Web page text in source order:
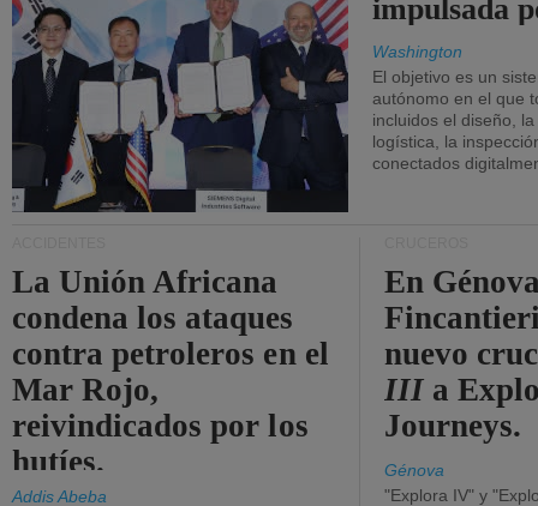
impulsada
Washington
El objetivo es un
autónomo en el que
incluidos el diseño,
logística, la
conectados
La Unión Africana
condena los ataques
contra petroleros en el
Mar Rojo,
reivindicados por los
hutíes.
Addis Abeba
En
nuevo
III a
Journeys.
Génova
"Explora IV" y